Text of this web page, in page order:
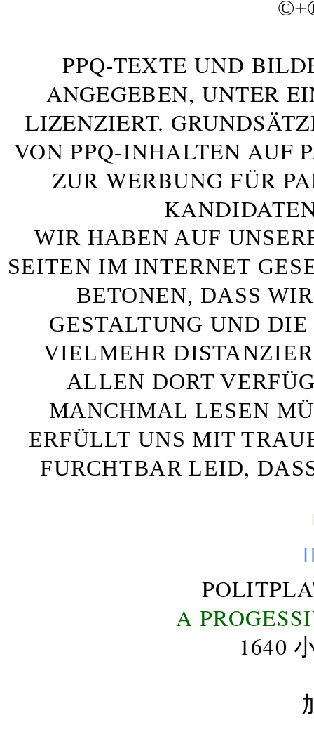
©+
PPQ-TEXTE UND
ANGEGEBEN, UNTER
LIZENZIERT.
VON PPQ-INHALTEN AUF
ZUR WERBUNG FÜR
WIR HABEN AUF
SEITEN IM INTERNET
BETONEN, DASS
GESTALTUNG UND
VIELMEHR
ALLEN DORT
MANCHMAL LESEN
ERFÜLLT UNS MIT
FURCHTBAR LEID,
A
1640